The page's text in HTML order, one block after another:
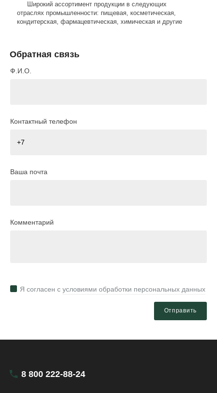
Широкий ассортимент продукции в следующих
отраслях промышленности: пищевая, косметическая,
кондитерская, фармацевтическая, химическая и другие
Обратная связь
Ф.И.О.
Контактный телефон
Ваша почта
Комментарий
Я согласен сусловиями обработки персональных данных
Отправить
8 800 222-88-24